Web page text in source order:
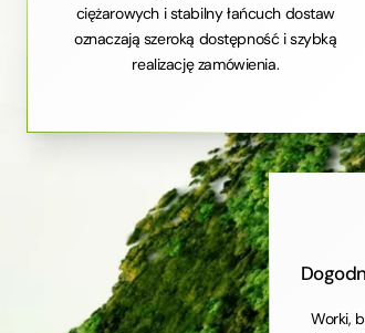
ciężarowych i stabilny łańcuch dostaw
oznaczają szeroką dostępność i szybką
realizację zamówienia.
Worki,